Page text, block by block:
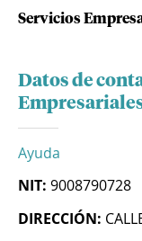
Servicios
Datos de
Ayuda
NIT: 9008790728
DIRECCIÓN: